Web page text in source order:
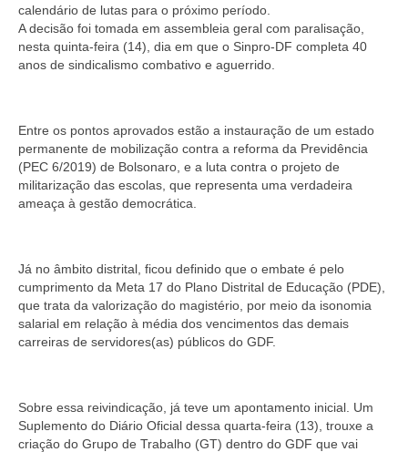
calendário de lutas para o próximo período.
A decisão foi tomada em assembleia geral com paralisação,
nesta quinta-feira (14), dia em que o Sinpro-DF completa 40
anos de sindicalismo combativo e aguerrido.
Entre os pontos aprovados estão a instauração de um estado
permanente de mobilização contra a reforma da Previdência
(PEC 6/2019) de Bolsonaro, e a luta contra o projeto de
militarização das escolas, que representa uma verdadeira
ameaça à gestão democrática.
Já no âmbito distrital, ficou definido que o embate é pelo
cumprimento da Meta 17 do Plano Distrital de Educação (PDE),
que trata da valorização do magistério, por meio da isonomia
salarial em relação à média dos vencimentos das demais
carreiras de servidores(as) públicos do GDF.
Sobre essa reivindicação, já teve um apontamento inicial. Um
Suplemento do Diário Oficial dessa quarta-feira (13), trouxe a
criação do Grupo de Trabalho (GT) dentro do GDF que vai